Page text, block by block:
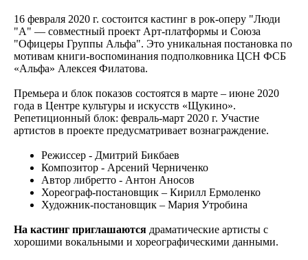
16 февраля 2020 г. состоится кастинг в рок-оперу "Люди
"А" — совместный проект Арт-платформы и Союза
"Офицеры Группы Альфа". Это уникальная постановка по
мотивам книги-воспоминания подполковника ЦСН ФСБ
«Альфа» Алексея Филатова.
Премьера и блок показов состоятся в марте – июне 2020
года в Центре культуры и искусств «Щукино».
Репетиционный блок: февраль-март 2020 г. Участие
артистов в проекте предусматривает вознаграждение.
Режиссер - Дмитрий Бикбаев
Композитор - Арсений Черниченко
Автор либретто - Антон Аносов
Хореограф-постановщик – Кирилл Ермоленко
Художник-постановщик – Мария Утробина
На кастинг приглашаются драматические артисты с
хорошими вокальными и хореографическими данными.